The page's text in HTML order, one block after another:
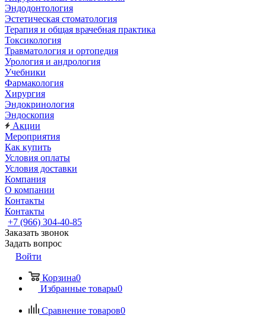
Эндодонтология
Эстетическая стоматология
Терапия и общая врачебная практика
Токсикология
Травматология и ортопедия
Урология и андрология
Учебники
Фармакология
Хирургия
Эндокринология
Эндоскопия
Акции
Мероприятия
Как купить
Условия оплаты
Условия доставки
Компания
О компании
Контакты
Контакты
+7 (966) 304-40-85
Заказать звонок
Задать вопрос
Войти
Корзина0
Избранные товары0
Сравнение товаров0